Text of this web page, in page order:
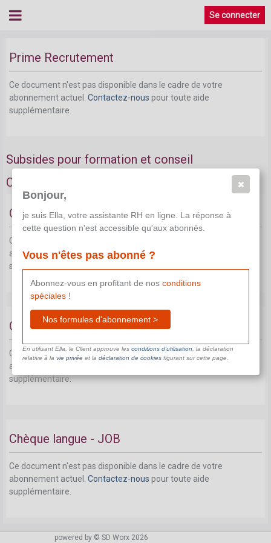
Se connecter
Prime Recrutement
Ce document n'est pas disponible dans le cadre de votre
abonnement actuel. Contactez-nous pour toute aide
supplémentaire.
Subsides pour formation et conseil
Chèques
Chèque-formation
Ce document n'est pas disponible dans le cadre de votre
abonnement actuel.Contactez-nous pour toute aide
supplémentaire.
Chèque TIC – JOB
Ce document n'est pas disponible dans le cadre de votre
abonnement actuel.
supplémentaire.
Chèque langue - JOB
Ce document n'est pas disponible dans le cadre de votre
abonnement actuel. Contactez-nous pour toute aide
supplémentaire.
powered by © SD Worx 2026
Bonjour,
je suis Ella, votre assistante RH en ligne. La réponse à
cette question n'est accessible qu'aux abonnés.
Vous n'êtes pas abonné ?
Abonnez-vous en profitant de nos conditions
spéciales!
Nos formules d'abonnement >
En utilisant Ella, le Client approuve les conditions d’utilisation , la déclaration
relative à la vie privéeet la déclaration de cookiesfigurant sur cette page.